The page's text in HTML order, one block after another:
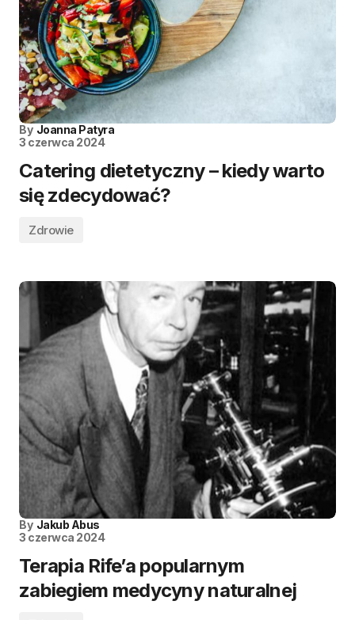
By Joanna Patyra
3 czerwca 2024
Catering dietetyczny – kiedy warto
się zdecydować?
Zdrowie
By Jakub Abus
3 czerwca 2024
Terapia Rife’a popularnym
zabiegiem medycyny naturalnej